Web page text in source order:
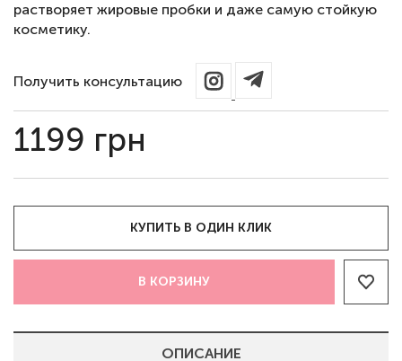
растворяет жировые пробки и даже самую стойкую
косметику.
Получить консультацию
1199 грн
КУПИТЬ В ОДИН КЛИК
В КОРЗИНУ
ОПИСАНИЕ